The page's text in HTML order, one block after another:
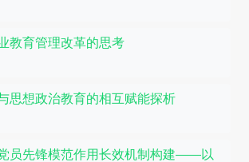
教育管理改革的思考
思想政治教育的相互赋能探析
员先锋模范作用长效机制构建——以